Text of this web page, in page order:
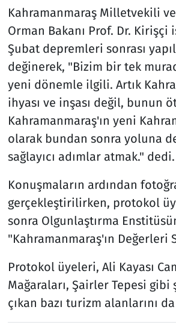
Kahramanmaraş Milletvekili ve
Orman Bakanı Prof. Dr. Kirişçi
Şubat depremleri sonrası
değinerek, "Bizim bir tek
yeni dönemle ilgili. Artık
ihyası ve inşası değil, bunun
Kahramanmaraş'ın yeni
olarak bundan sonra yoluna
sağlayıcı adımlar atmak." dedi.
Konuşmaların ardından
gerçekleştirilirken, protokol
sonra Olgunlaştırma
"Kahramanmaraş'ın Değerleri
Protokol üyeleri, Ali Kayası
Mağaraları, Şairler Tepesi gibi
çıkan bazı turizm alanlarını